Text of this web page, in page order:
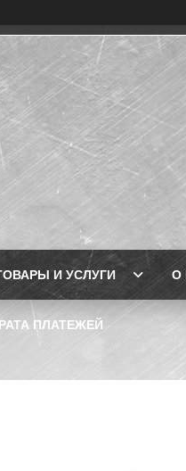
И УСЛУГИ О
ПЛАТЕЖЕЙ